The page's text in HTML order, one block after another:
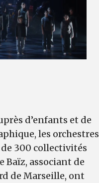
d’enfants et de
les orchestres
300 collectivités
Baïz, associant de
de Marseille, ont